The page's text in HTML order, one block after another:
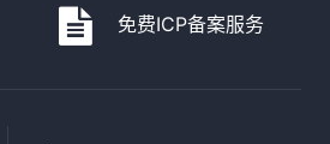
免费ICP备案服务